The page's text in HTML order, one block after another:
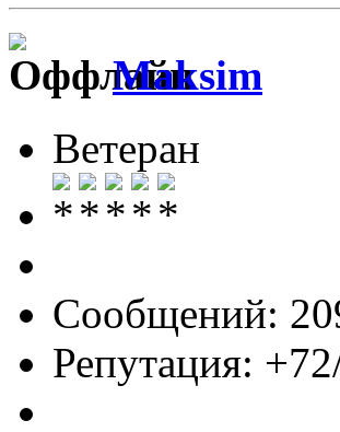
Maksim
Ветеран
Сообщений:
Репутация: